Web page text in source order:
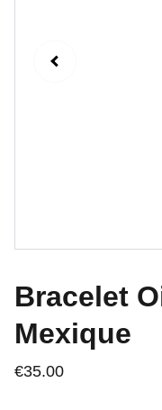
Bracelet
Mexique
€35.00